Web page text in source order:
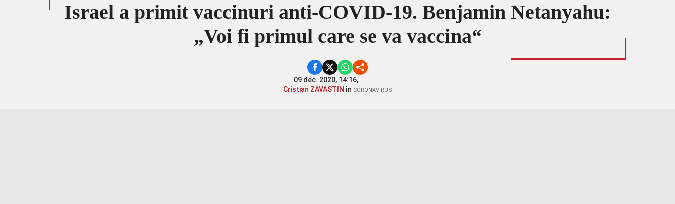
Israel a primit vaccinuri anti-COVID-19. Benjamin Netanyahu:
„Voi fi primul care se va vaccina“
09 dec. 2020, 14:16,
Cristian ZAVASTIN în CORONAVIRUS